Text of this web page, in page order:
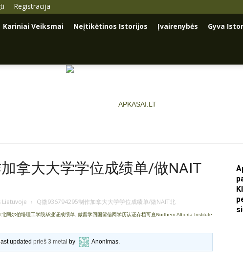
Registracija
Kariniai Veiksmai Neįtikėtinos Istorijos Įvairenybės Gyva
拿大大学学位成绩单/做NAIT
› Q微936794295制作加拿大大学学位成绩单/做NAIT北
阿尔伯塔理工学院毕业证成绩单, 做留学回国留信网学历认证存档可查Northern Alberta Institute
updatedprieš 3 metai by Anonimas.